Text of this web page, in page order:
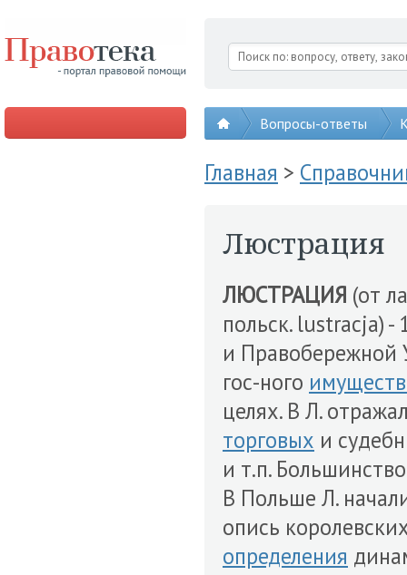
Вопросы-ответы
Главная >
Люстрация
ЛЮСТРАЦИЯ (от
польск. lustracja) -
и Правобережной
гос-ного
целях. В Л.
торговых и
и т.п.
В Польше Л.
опись
определения